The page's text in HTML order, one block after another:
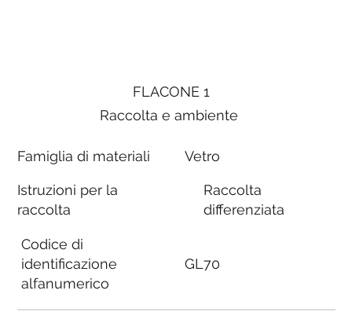
FLACONE 1
Raccolta e ambiente
Famiglia di materiali
Istruzioni per la
raccolta
Codice di
identificazione
alfanumerico
Vetro
Raccolta
differenziata
GL70